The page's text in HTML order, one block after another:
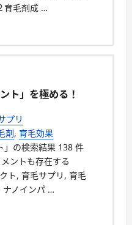
育毛剤成 …
ト」を極める！
プリ
剤, 育毛効果
」の検索結果 138 件
ントも存在する
ト, 育毛サプリ, 育毛
ノインパ …